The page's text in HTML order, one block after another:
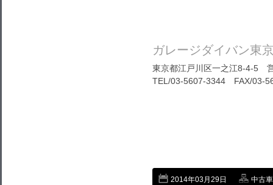
ガレージダイバン東
東京都江戸川区一之江8-4-5
TEL/03-5607-3344 FAX/03-
2014年03月29日 中古